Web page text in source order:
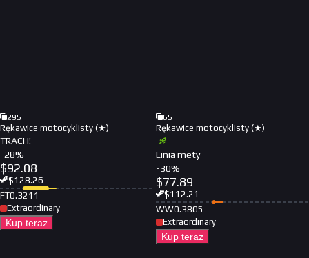
295
Rękawice motocyklisty (★)
TRACH!
-28%
$92.08
$128.26
FT0.3211
Extraordinary
Kup teraz
65
Rękawice motocyklisty (★)
Linia mety
-30%
$77.89
$112.21
WW0.3805
Extraordinary
Kup teraz